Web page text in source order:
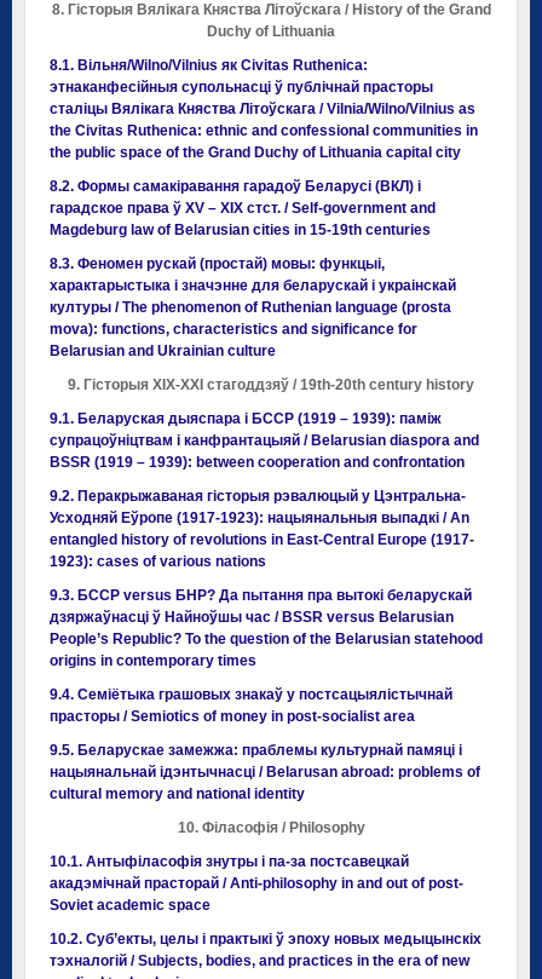
8. Гісторыя Вялікага Княства Літоўскага / History of the Grand
Duchy of Lithuania
8.1. Вільня/Wilno/Vilnius як Civitas Ruthenica:
этнаканфесійныя супольнасці ў публічнай прасторы
сталіцы Вялікага Княства Літоўскага / Vilnia/Wilno/Vilnius as
the Civitas Ruthenica: ethnic and confessional communities in
the public space of the Grand Duchy of Lithuania capital city
8.2. Формы самакіравання гарадоў Беларусі (ВКЛ) і
гарадское права ў XV – XIX cтст. / Self-government and
Magdeburg law of Belarusian cities in 15-19th centuries
8.3. Феномен рускай (простай) мовы: функцыі,
характарыстыка і значэнне для беларускай і украінскай
културы / The phenomenon of Ruthenian language (prosta
mova): functions, characteristics and significance for
Belarusian and Ukrainian culture
9. Гісторыя ХІХ-ХХI стагоддзяў / 19th-20th century history
9.1. Беларуская дыяспара і БССР (1919 – 1939): паміж
супрацоўніцтвам і канфрантацыяй / Belarusian diaspora and
BSSR (1919 – 1939): between cooperation and confrontation
9.2. Перакрыжаваная гісторыя рэвалюцый у Цэнтральна-
Усходняй Еўропе (1917-1923): нацыянальныя выпадкі / An
entangled history of revolutions in East-Central Europe (1917-
1923): cases of various nations
9.3. БССР versus БНР? Да пытання пра вытокі беларускай
дзяржаўнасці ў Найноўшы час / BSSR versus Belarusian
People’s Republic? To the question of the Belarusian statehood
origins in contemporary times
9.4. Семіётыка грашовых знакаў у постсацыялістычнай
прасторы / Semiotics of money in post-socialist area
9.5. Беларускае замежжа: праблемы культурнай памяці і
нацыянальнай ідэнтычнасці / Belarusan abroad: problems of
cultural memory and national identity
10. Філасофія / Philosophy
10.1. Антыфіласофія знутры і па-за постсавецкай
акадэмічнай прасторай / Anti-philosophy in and out of post-
Soviet academic space
10.2. Суб’екты, целы і практыкі ў эпоху новых медыцынскіх
тэхналогій / Subjects, bodies, and practices in the era of new